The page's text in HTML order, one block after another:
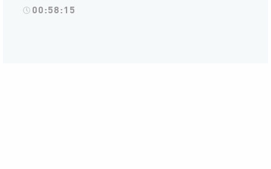
00:58:15